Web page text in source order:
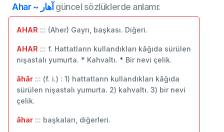
Ahar ~ آهار güncel sözlüklerde anlamı:
AHAR ::: (Aher) Gayrı, başkası. Diğeri.
AHAR ::: f. Hattatların kullandıkları kâğıda sürülen
nişastalı yumurta. * Kahvaltı. * Bir nevi çelik.
âhâr ::: (f. i.) : 1) hattatların kullandıkları kâğıda
sürülen nişastalı yumurta. 2) kahvaltı. 3) bir nevi
çelik.
âhar ::: başkaları, diğerleri.